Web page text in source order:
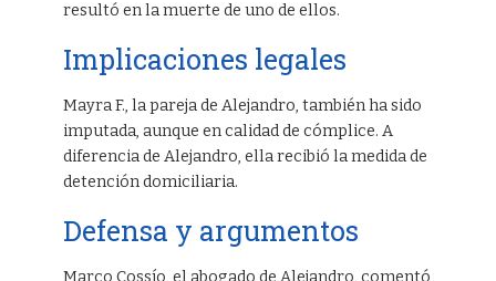
resultó en la muerte de uno de ellos.
Implicaciones legales
Mayra F., la pareja de Alejandro, también ha sido
imputada, aunque en calidad de cómplice. A
diferencia de Alejandro, ella recibió la medida de
detención domiciliaria.
Defensa y argumentos
Marco Cossío, el abogado de Alejandro, comentó